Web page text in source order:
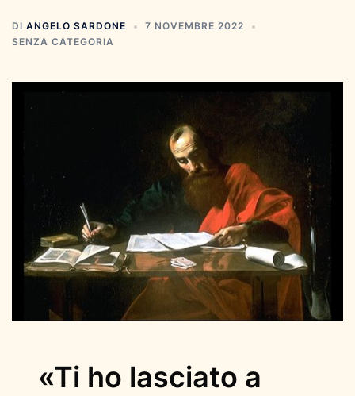
DI ANGELO SARDONE
7 NOVEMBRE 2022
SENZA CATEGORIA
«Ti ho lasciato a